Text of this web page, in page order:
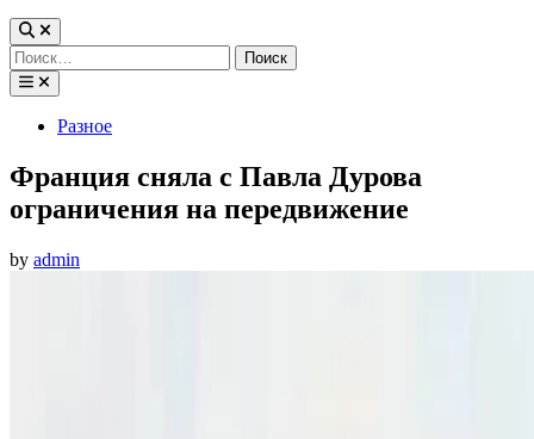
Найти:
PostedРазное
Франция сняла с Павла Дурова
ограничения на передвижение
by admin